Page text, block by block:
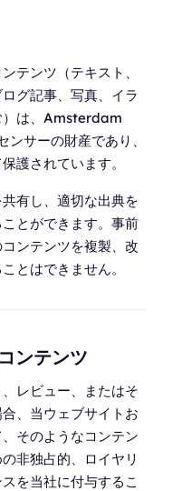
テンツ（テキスト、
グ記事、写真、イラ
）は、Amsterdam
サーの財産であり、
護されています。
有し、適切な出典を
とができます。事前
ンテンツを複製、改
とはできません。
ンテンツ
レビュー、またはそ
、当ウェブサイトお
そのようなコンテン
非独占的、ロイヤリ
を当社に付与するこ